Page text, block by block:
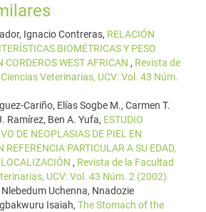
Ignacio Contreras, RELACIÓN
BIOMÉTRICAS Y PESO
CORDEROS WEST AFRICAN , Revista de
Veterinarias, UCV: Vol. 43 Núm.
Cariño, Elías Sogbe M., Carmen T.
Ramírez, Ben A. Yufa, ESTUDIO
DE NEOPLASIAS DE PIEL EN
REFERENCIA PARTICULAR A SU EDAD,
, Revista de la Facultad
UCV: Vol. 43 Núm. 2 (2002)
Nlebedum Uchenna, Nnadozie
Isaiah, The Stomach of the